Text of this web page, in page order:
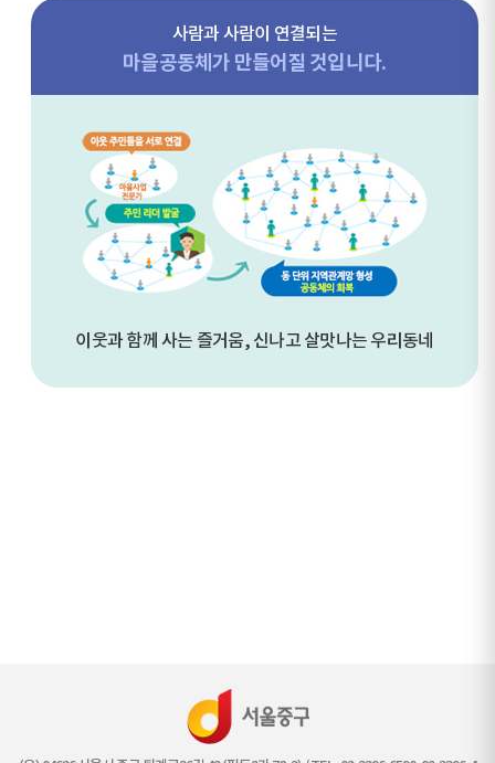
사람과 사람이 연결되는
마을공동체가 만들어질 것입니다.
이웃과 함께 사는 즐거움, 신나고 살맛나는 우리동네